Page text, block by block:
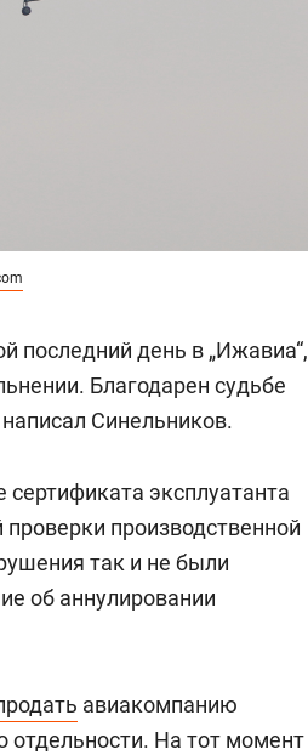
последний день в „Ижавиа“,
Благодарен судьбе
Синельников.
эксплуатанта
производственной
так и не были
об аннулировании
авиакомпанию
отдельности. На тот момент